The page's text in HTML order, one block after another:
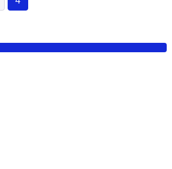
(current)